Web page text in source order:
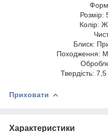
Розмір:
Колір:
Блиск:
Походження:
Твердість:
Приховати
Характеристики